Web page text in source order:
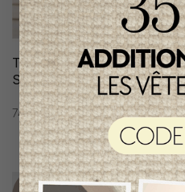
Tunique Allaitement
Seraphine
74,95$CA